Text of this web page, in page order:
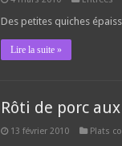
Des petites quiches
Lire la suite »
Rôti de porc
13 février 2010 Plats